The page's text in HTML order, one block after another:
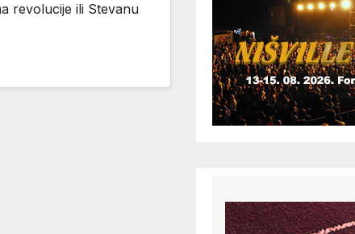
revolucije ili Stevanu